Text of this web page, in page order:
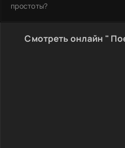
простоты?
Смотреть онлайн "